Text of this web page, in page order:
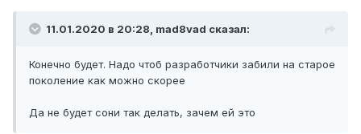
11.01.2020 в 20:28, mad8vad сказал:
Конечно будет. Надо чтоб разработчики забили на старое
поколение как можно скорее
Да не будет сони так делать, зачем ей это